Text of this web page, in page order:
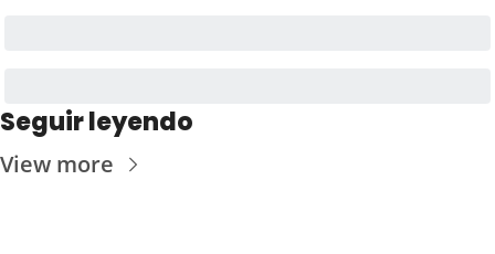
Seguir leyendo
View more